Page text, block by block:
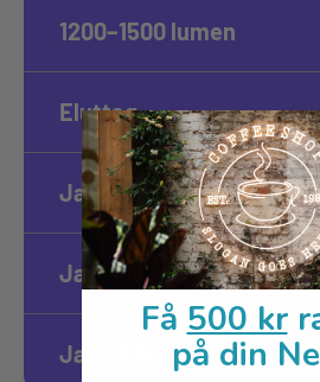
1200–1500 lumen
Eluttag
Ja, dimbar
Ja, 100 % tyst
Ja, 1–2 års garanti
Få 500 kr
på din